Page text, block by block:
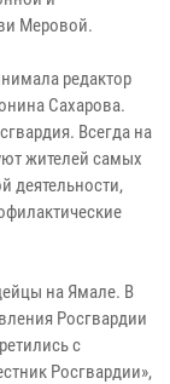
Меровой.
редактор
Сахарова.
Всегда на
жителей самых
деятельности,
на Ямале. В
Росгвардии
с
Росгвардии»,